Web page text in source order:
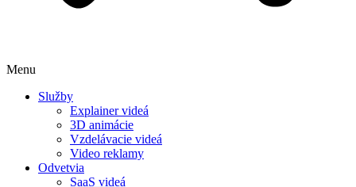
Menu
Služby
Explainer videá
3D animácie
Vzdelávacie videá
Video reklamy
Odvetvia
SaaS videá